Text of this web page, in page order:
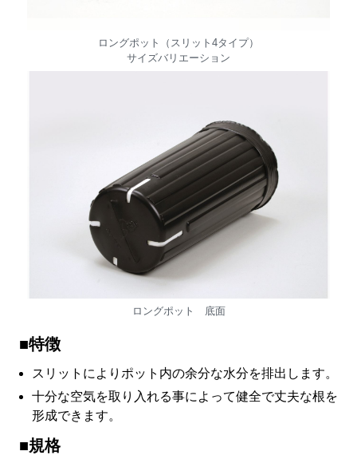
ロングポット（スリット4タイプ）
サイズバリエーション
ロングポット 底面
■特徴
スリットによりポット内の余分な水分を排出します。
十分な空気を取り入れる事によって健全で丈夫な根を
形成できます。
■規格